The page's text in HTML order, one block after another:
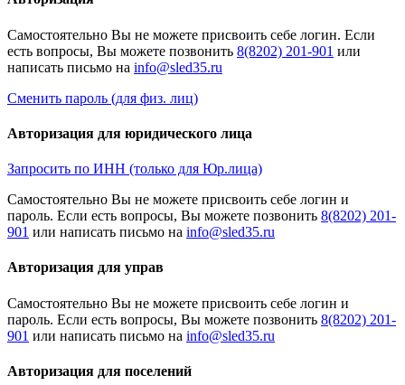
Cамостоятельно Вы не можете присвоить себе логин. Если
есть вопросы, Вы можете позвонить 8(8202) 201-901 или
написать письмо на
Сменить пароль (для физ. лиц)
Авторизация для юридического лица
Запросить по ИНН (только для Юр.лица)
Cамостоятельно Вы не можете присвоить себе логин и
пароль. Если есть вопросы, Вы можете позвонить 8(8202) 201-
901 или написать письмо на
Авторизация для управ
Cамостоятельно Вы не можете присвоить себе логин и
пароль. Если есть вопросы, Вы можете позвонить 8(8202) 201-
901 или написать письмо на
Авторизация для поселений